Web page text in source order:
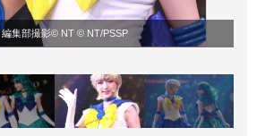
編集部撮影© NT © NT/PSSP